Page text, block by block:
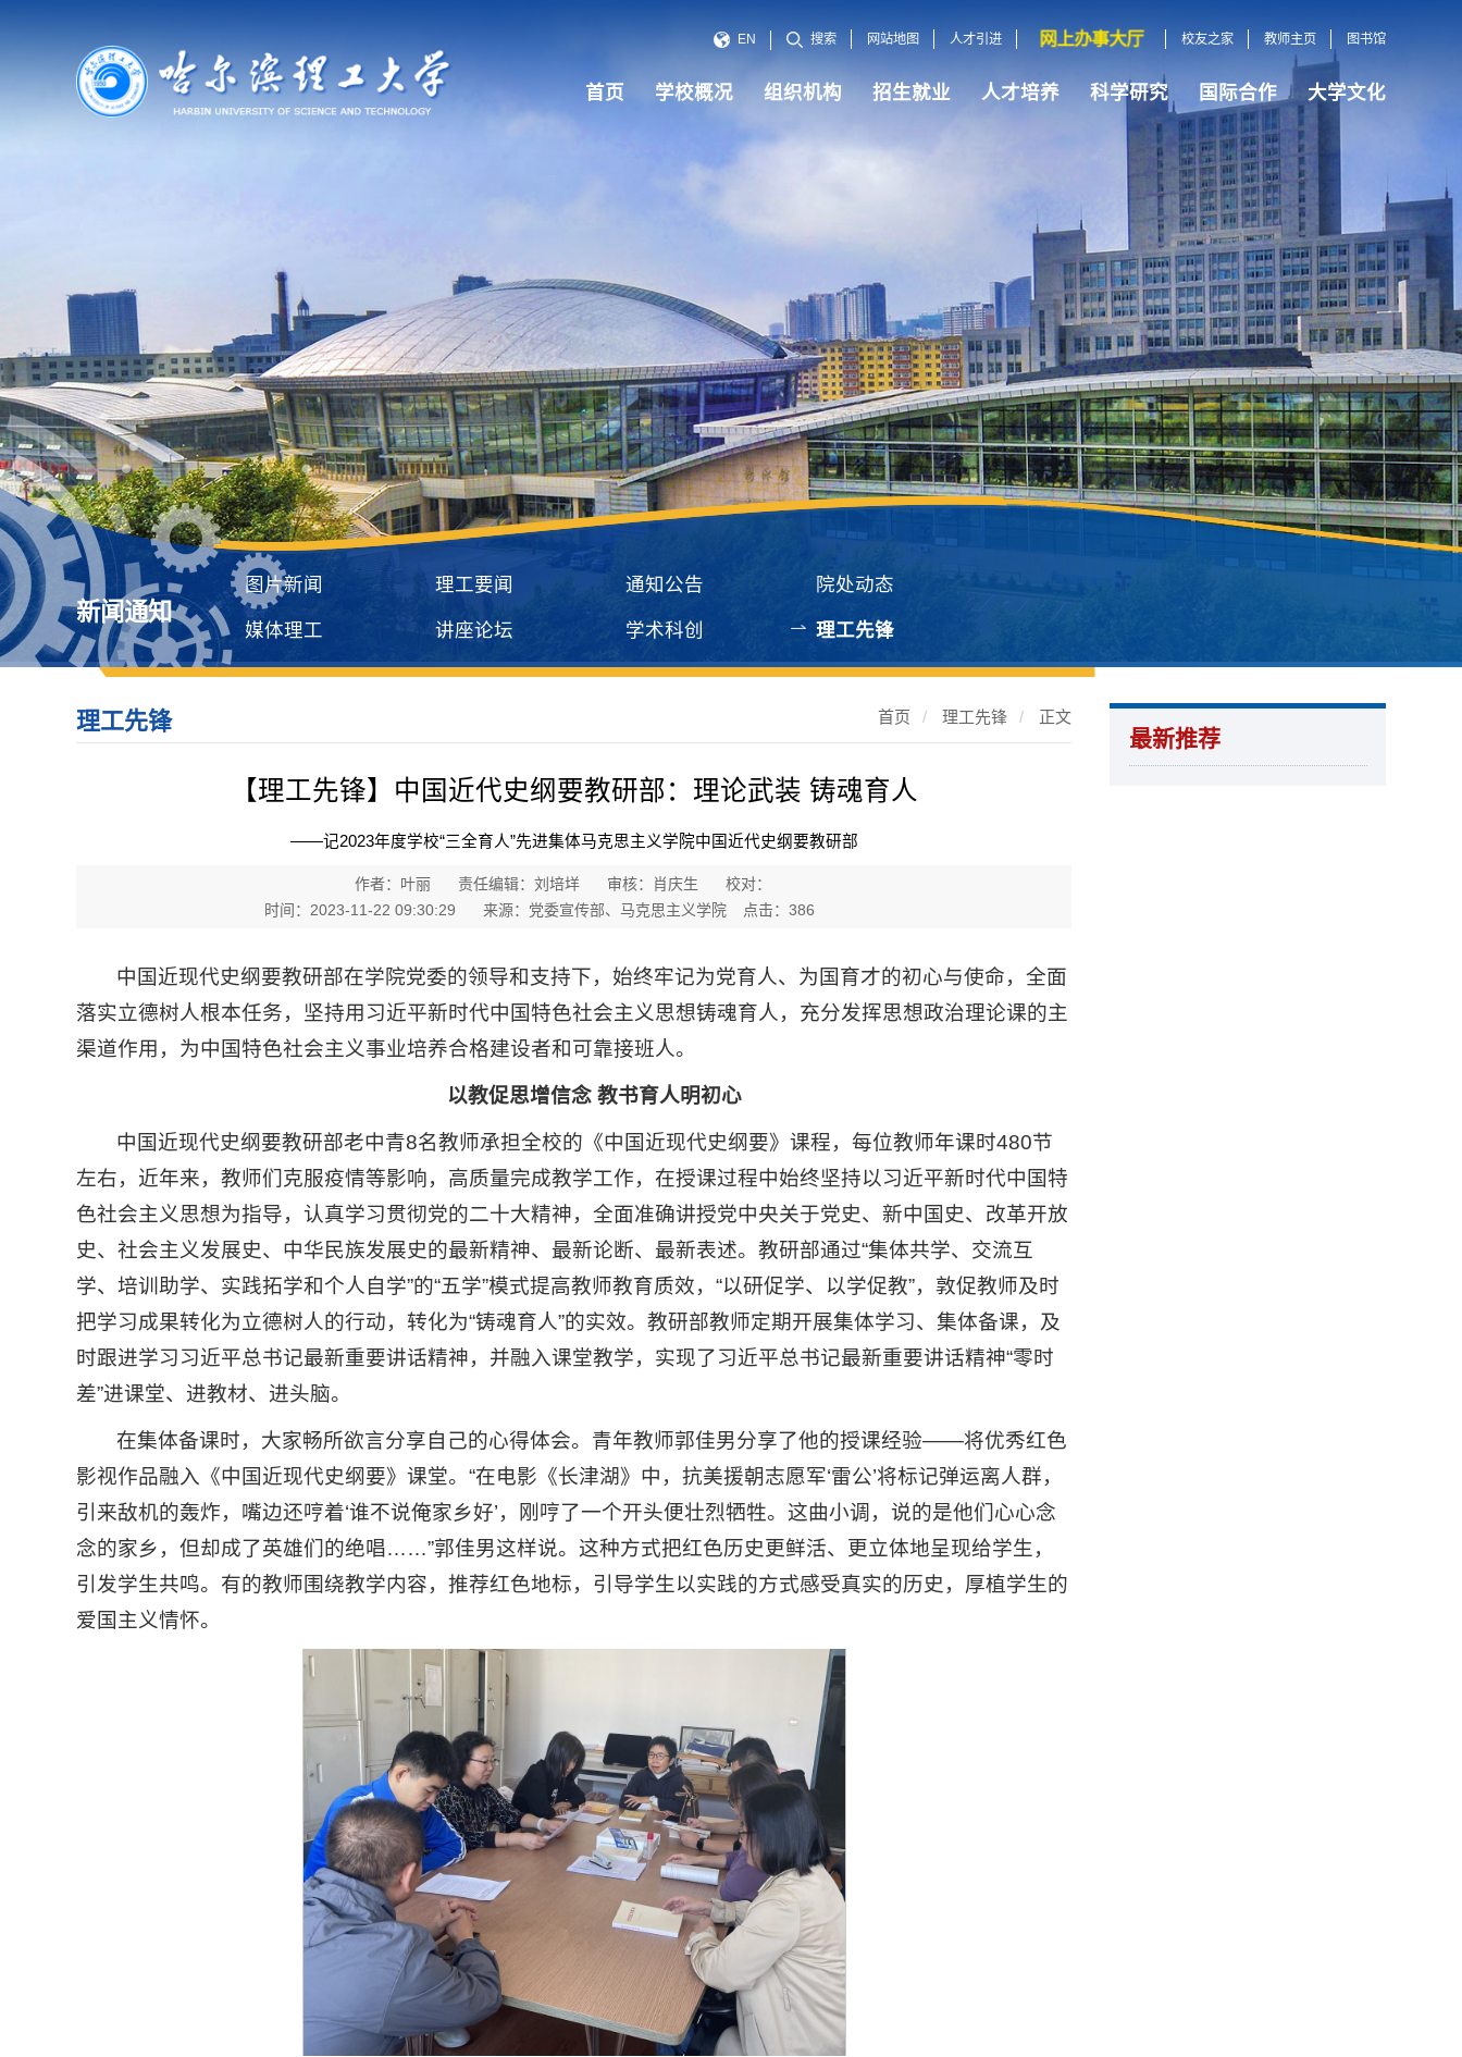
EN 搜索 网站地图 人才引进 网上办事大厅 校友之家 教师主页 图书馆
首页 学校概况 组织机构 招生就业 人才培养 科学研究 国际合作 大学文化
新闻通知
图片新闻 理工要闻 通知公告 院处动态
媒体理工 讲座论坛 学术科创 理工先锋
理工先锋 首页 / 理工先锋 / 正文
【理工先锋】中国近代史纲要教研部：理论武装 铸魂育人
——记2023年度学校“三全育人”先进集体马克思主义学院中国近代史纲要教研部
作者：叶丽 责任编辑：刘培垟 审核：肖庆生
校对：
时间：2023-11-22 09:30:29
来源：党委宣传部、马克思主义学院 点击：386
中国近现代史纲要教研部在学院党委的领导和支持下，始终牢记为党育人、为国育才的初心与使命，全面
落实立德树人根本任务，坚持用习近平新时代中国特色社会主义思想铸魂育人，充分发挥思想政治理论课的主
渠道作用，为中国特色社会主义事业培养合格建设者和可靠接班人。
以教促思增信念 教书育人明初心
中国近现代史纲要教研部老中青8名教师承担全校的《中国近现代史纲要》课程，每位教师年课时480节
左右，近年来，教师们克服疫情等影响，高质量完成教学工作，在授课过程中始终坚持以习近平新时代中国特
色社会主义思想为指导，认真学习贯彻党的二十大精神，全面准确讲授党中央关于党史、新中国史、改革开放
史、社会主义发展史、中华民族发展史的最新精神、最新论断、最新表述。教研部通过“集体共学、交流互
学、培训助学、实践拓学和个人自学”的“五学”模式提高教师教育质效，“以研促学、以学促教”，敦促教师及时
把学习成果转化为立德树人的行动，转化为“铸魂育人”的实效。教研部教师定期开展集体学习、集体备课，及
时跟进学习习近平总书记最新重要讲话精神，并融入课堂教学，实现了习近平总书记最新重要讲话精神“零时
差”进课堂、进教材、进头脑。
在集体备课时，大家畅所欲言分享自己的心得体会。青年教师郭佳男分享了他的授课经验——将优秀红色
影视作品融入《中国近现代史纲要》课堂。“在电影《长津湖》中，抗美援朝志愿军‘雷公’将标记弹运离人群，
引来敌机的轰炸，嘴边还哼着‘谁不说俺家乡好’，刚哼了一个开头便壮烈牺牲。这曲小调，说的是他们心心念
念的家乡，但却成了英雄们的绝唱……”郭佳男这样说。这种方式把红色历史更鲜活、更立体地呈现给学生，
引发学生共鸣。有的教师围绕教学内容，推荐红色地标，引导学生以实践的方式感受真实的历史，厚植学生的
爱国主义情怀。
最新推荐